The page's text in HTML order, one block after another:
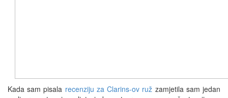
Kada sam pisala recenziju za Clarins-ov ruž zamjetila sam jedan